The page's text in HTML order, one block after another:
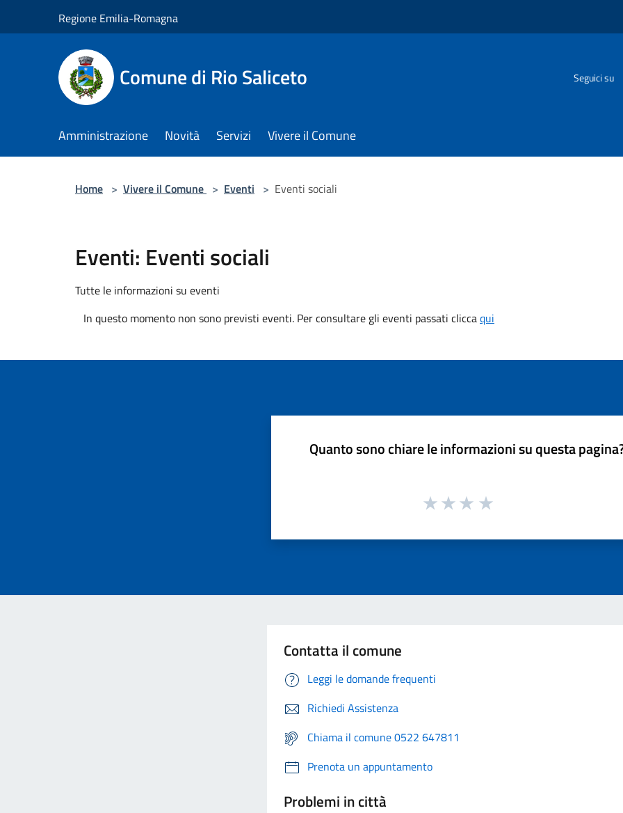
Regione Emilia-Romagna
Comune di Rio Saliceto Seguici su
Amministrazione Novità Servizi Vivere il Comune
Home > Vivere il Comune > Eventi > Eventi sociali
Eventi: Eventi sociali
Tutte le informazioni su eventi
In questo momento non sono previsti eventi. Per consultare gli eventi passati cliccaqui
Quanto sono chiare le informazioni su questa
Contatta il comune
Leggi le domande frequenti
Richiedi Assistenza
Chiama il comune 0522 647811
Prenota un appuntamento
Problemi in città